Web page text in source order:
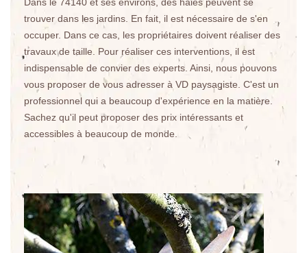
trouver dans les jardins. En fait, il est nécessaire de s'en
occuper. Dans ce cas, les propriétaires doivent réaliser des
travaux de taille. Pour réaliser ces interventions, il est
indispensable de convier des experts. Ainsi, nous pouvons
vous proposer de vous adresser à VD paysagiste. C'est un
professionnel qui a beaucoup d'expérience en la matière.
Sachez qu'il peut proposer des prix intéressants et
accessibles à beaucoup de monde.